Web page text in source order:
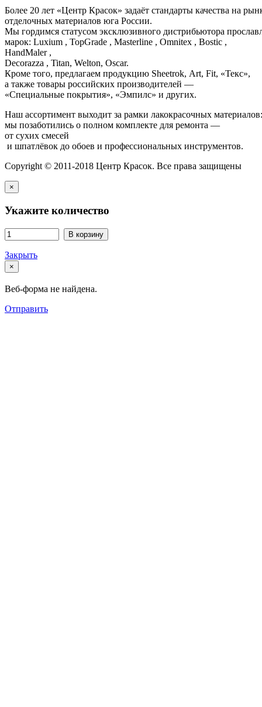
Более 20 лет «Центр Красок» задаёт стандарты качества на
отделочных материалов юга России.
Мы гордимся статусом эксклюзивного дистрибьютора
марок: Luxium , TopGrade , Masterline , Omnitex , Bostic ,
HandMaler ,
Decorazza , Titan, Welton, Oscar.
Кроме того, предлагаем продукцию Sheetrok, Art, Fit, «Текс»,
а также товары российских производителей —
«Специальные покрытия», «Эмпилс» и других.
Наш ассортимент выходит за рамки лакокрасочных
мы позаботились о полном комплекте для ремонта —
от сухих смесей
и шпатлёвок до обоев и профессиональных инструментов.
Copyright © 2011-2018 Центр Красок. Все права защищены
×
Укажите количество
В корзину
Закрыть
×
Веб-форма не найдена.
Отправить